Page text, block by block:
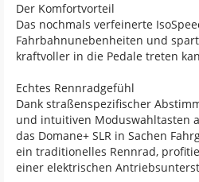
Der Komfortvorteil
Das nochmals verfeinerte
Fahrbahnunebenheiten und
kraftvoller in die Pedale treten
Echtes Rennradgefühl
Dank straßenspezifischer
und intuitiven Moduswahltasten
das Domane+ SLR in Sachen
ein traditionelles Rennrad,
einer elektrischen